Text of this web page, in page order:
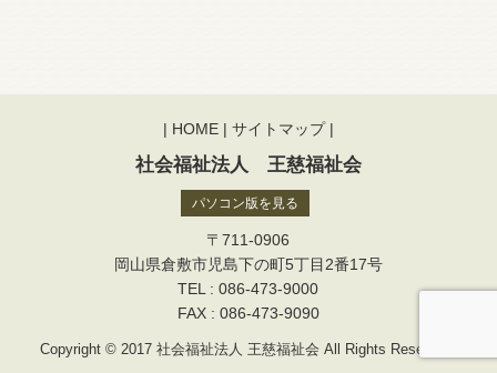
| HOME| サイトマップ|
社会福祉法人 王慈福祉会
パソコン版を見る
〒711-0906
岡山県倉敷市児島下の町5丁目2番17号
TEL : 086-473-9000
FAX : 086-473-9090
Copyright © 2017 社会福祉法人 王慈福祉会 All Rights Reserved.